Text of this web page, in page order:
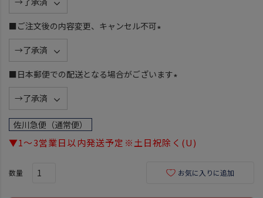
■ご注文後の内容変更、キャンセル不可
須
■日本郵便での配送となる場合がございます
佐川急便（通常便）
▼1～3営業日以内発送予定※土日祝除く(U)
お気に入りに追加